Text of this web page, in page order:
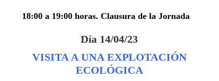
18:00 a 19:00 horas. Clausura de la Jornada
Día 14/04/23
VISITA A UNA EXPLOTACIÓN
ECOLÓGICA